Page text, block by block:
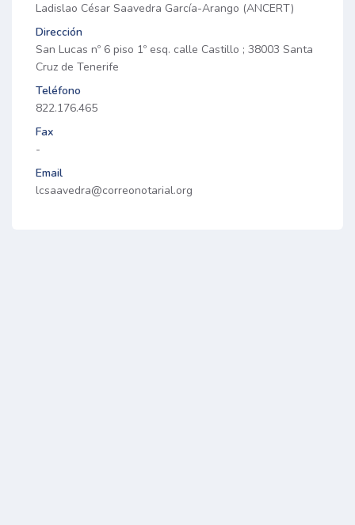
Ladislao César Saavedra García-Arango (ANCERT)
Dirección
San Lucas nº 6 piso 1º esq. calle Castillo ; 38003 Santa
Cruz de Tenerife
Teléfono
822.176.465
Fax
-
Email
lcsaavedra@correonotarial.org